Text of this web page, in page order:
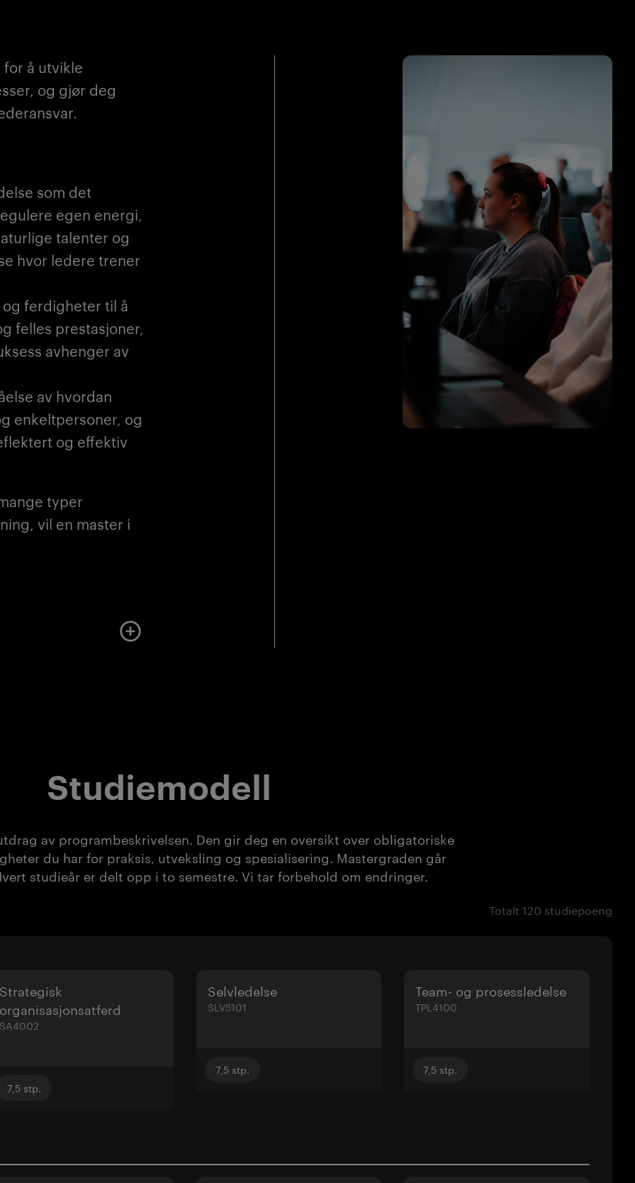
å utvikle
og gjør deg
som det
egen energi,
talenter og
hvor ledere trener
og ferdigheter til å
felles prestasjoner,
avhenger av
av hvordan
enkeltpersoner, og
og effektiv
typer
vil en master i
Mer om undervisningen
Studiemodell
av programbeskrivelsen. Den gir deg en oversikt over obligatoriske
du har for praksis, utveksling og spesialisering. Mastergraden går
studieår er delt opp i to semestre. Vi tar forbehold om endringer.
Totalt 120 studiepoeng
Selvledelse
SLV5101
7,5 stp.
Strategisk
organisasjonsatferd
SA4002
7,5 stp.
Team- og prosessledelse
TPL4100
7,5 stp.